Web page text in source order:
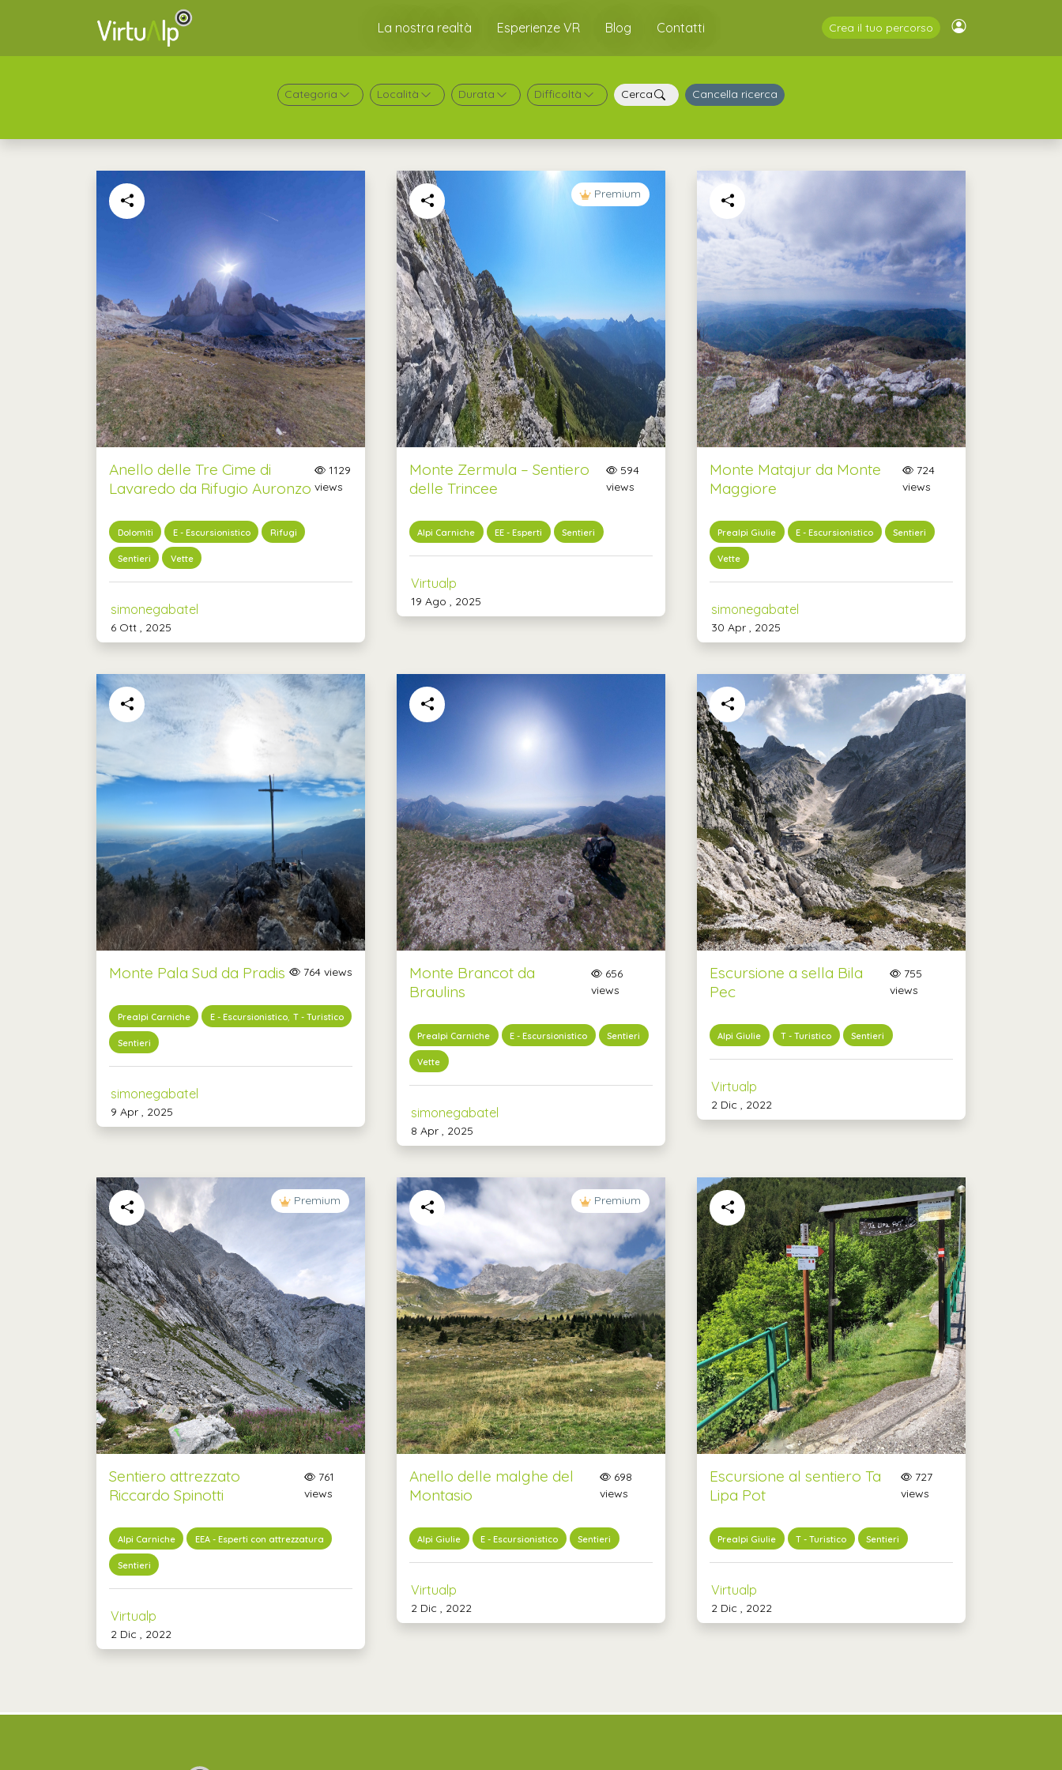
Crea il tuo percorso
La nostra realtà Esperienze VR Blog Contatti
Categoria Località Durata Difficoltà Cerca Cancella ricerca
Anello delle Tre Cime di
Lavaredo da Rifugio Auronzo
1129
views
Dolomiti E - Escursionistico Rifugi
Sentieri Vette
simonegabatel
6 Ott , 2025
Premium
Monte Zermula – Sentiero
delle Trincee
594
views
Alpi Carniche EE - Esperti Sentieri
Virtualp
19 Ago , 2025
Monte Matajur da Monte
Maggiore
724
views
Prealpi Giulie E - Escursionistico Sentieri
Vette
simonegabatel
30 Apr , 2025
Monte Pala Sud da Pradis 764 views
Prealpi Carniche E - Escursionistico, T - Turistico
Sentieri
simonegabatel
9 Apr , 2025
Monte Brancot da
Braulins
656
views
Prealpi Carniche E - Escursionistico Sentieri
Vette
simonegabatel
8 Apr , 2025
Escursione a sella Bila
Pec
755
views
Alpi Giulie T - Turistico Sentieri
Virtualp
2 Dic , 2022
Premium
Sentiero attrezzato
Riccardo Spinotti
761
views
Alpi Carniche EEA - Esperti con attrezzatura
Sentieri
Virtualp
2 Dic , 2022
Premium
Anello delle malghe del
Montasio
698
views
Alpi Giulie E - Escursionistico Sentieri
Virtualp
2 Dic , 2022
Escursione al sentiero Ta
Lipa Pot
727
views
Prealpi Giulie T - Turistico Sentieri
Virtualp
2 Dic , 2022